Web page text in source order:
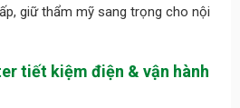
giữ thẩm mỹ sang trọng cho nội
tiết kiệm điện & vận hành